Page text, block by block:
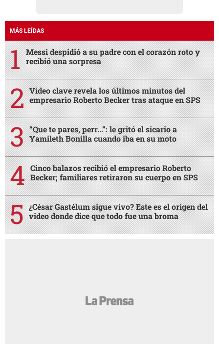
MÁS LEÍDAS
Messi despidió a su padre con el corazón roto y
recibió una sorpresa
Video clave revela los últimos minutos del
empresario Roberto Becker tras ataque en SPS
“Que te pares, perr...”: le gritó el sicario a
Yamileth Bonilla cuando iba en su moto
Cinco balazos recibió el empresario Roberto
Becker; familiares retiraron su cuerpo en SPS
¿César Gastélum sigue vivo? Este es el origen del
video donde dice que todo fue una broma